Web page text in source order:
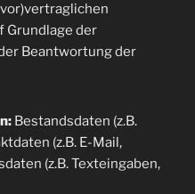
Grundlage der
Beantwortung der
Bestandsdaten (z.B.
(z.B. E-Mail,
(z.B. Texteingaben,